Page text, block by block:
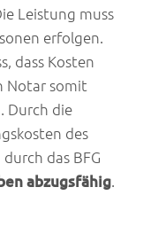
Leistung muss
erfolgen.
dass Kosten
Notar somit
Durch die
des
das BFG
abzugsfähig.